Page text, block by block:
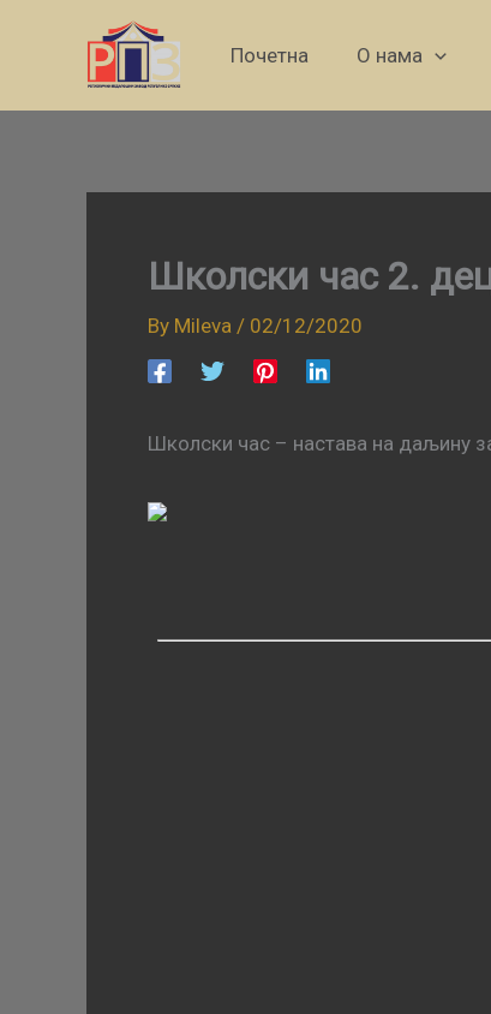
Почетна О нама
Школски час 2.
By Mileva / 02/12/2020
Школски час – настава на даљину